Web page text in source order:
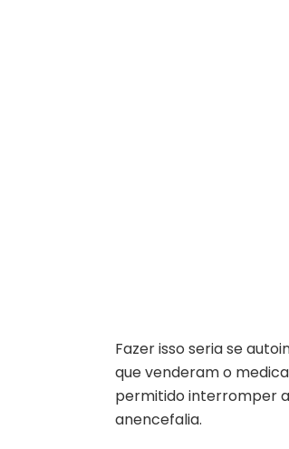
Fazer isso seria se
que venderam o
permitido interromper
anencefalia.